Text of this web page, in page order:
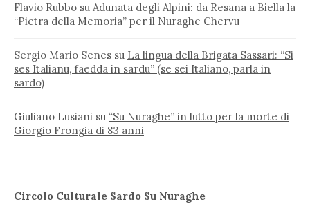
Flavio Rubbo su Adunata degli Alpini: da Resana a Biella la
“Pietra della Memoria” per il Nuraghe Chervu
Sergio Mario Senes su La lingua della Brigata Sassari: “Si
ses Italianu, faedda in sardu” (se sei Italiano, parla in
sardo)
Giuliano Lusiani su “Su Nuraghe” in lutto per la morte di
Giorgio Frongia di 83 anni
Circolo Culturale Sardo Su Nuraghe